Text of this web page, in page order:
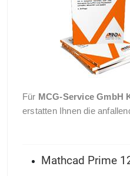
Für MCG-Service GmbH
erstatten Ihnen die
Mathcad Prime